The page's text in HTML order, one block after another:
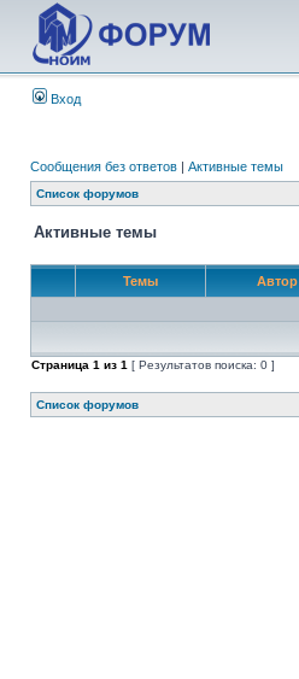
Вход
Сообщения без ответов | Активные темы
Список форумов
Активные темы
Темы Автор
Страница 1 из 1 [ Результатов поиска: 0 ]
Список форумов